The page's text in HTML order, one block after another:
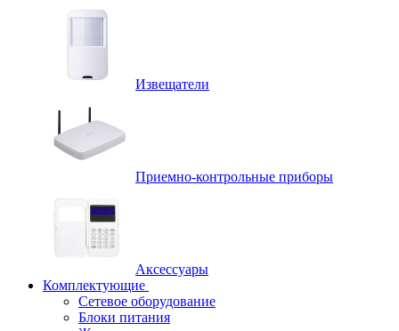
Извещатели
Приемно-контрольные приборы
Аксессуары
Комплектующие
Сетевое оборудование
Блоки питания